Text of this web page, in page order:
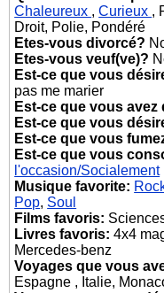
Chaleureux ,Curieux ,
Droit, Polie, Pondéré
Etes-vous divorcé?
Etes-vous veuf(ve)?
Est-ce que vous
pas me marier
Est-ce que vous avez
Est-ce que vous
Est-ce que vous
Est-ce que vous
l'occasion/Socialement
Musique favorite:
Pop, Soul
Films favoris:
Livres favoris: 4x4
Mercedes-benz
Voyages que vous
Espagne , Italie,